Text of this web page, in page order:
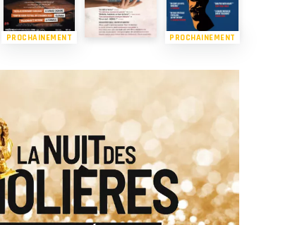
PROCHAINEMENT PROCHAINEMENT